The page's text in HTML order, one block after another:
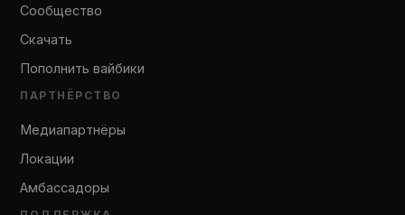
Сообщество
Скачать
Пополнить вайбики
ПАРТНЁРСТВО
Медиапартнёры
Локации
Амбассадоры